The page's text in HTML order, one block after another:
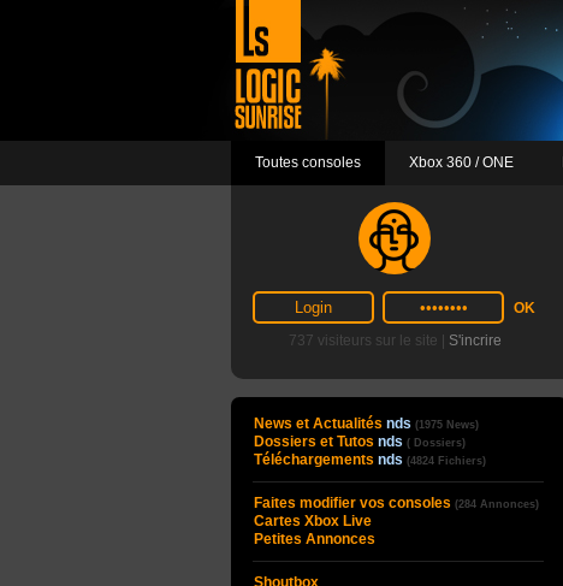
Toutes consoles Xbox 360 / ONE
737 visiteurs sur le site | S'incrire
News et Actualités nds (1975 News)
Dossiers et Tutos nds ( Dossiers)
Téléchargements nds (4824 Fichiers)
Faites modifier vos consoles (284 Annonces)
Cartes Xbox Live
Petites Annonces
Shoutbox